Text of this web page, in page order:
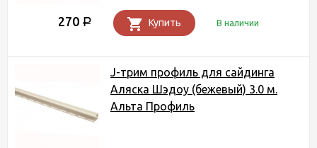
270 Р Купить В наличии
J-трим профиль для сайдинга
Аляска Шэдоу (бежевый) 3.0 м.
Альта Профиль